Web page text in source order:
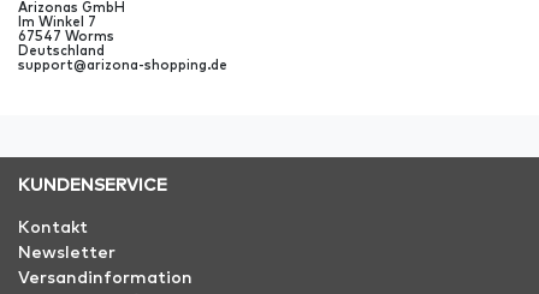
Arizonas GmbH
Im Winkel
7
67547 Worms
Deutschland
support@arizona-shopping.de
KUNDENSERVICE
Kontakt
Newsletter
Versandinformation